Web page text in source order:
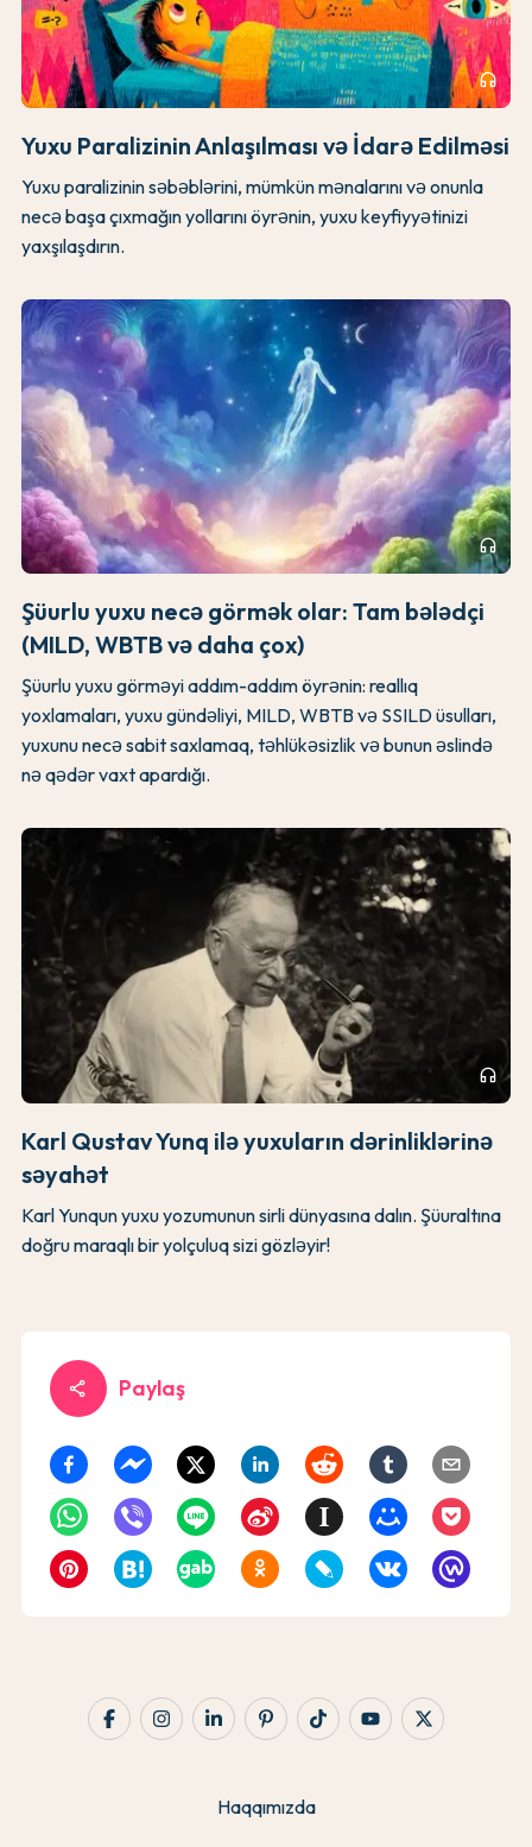
headphones
Yuxu Paralizinin Anlaşılması və İdarə Edilməsi
Yuxu paralizinin səbəblərini, mümkün mənalarını və onunla
necə başa çıxmağın yollarını öyrənin, yuxu keyfiyyətinizi
yaxşılaşdırın.
headphones
Şüurlu yuxu necə görmək olar: Tam bələdçi
(MILD, WBTB və daha çox)
Şüurlu yuxu görməyi addım-addım öyrənin: reallıq
yoxlamaları, yuxu gündəliyi, MILD, WBTB və SSILD üsulları,
yuxunu necə sabit saxlamaq, təhlükəsizlik və bunun əslində
nə qədər vaxt apardığı.
headphones
Karl Qustav Yunq ilə yuxuların dərinliklərinə
səyahət
Karl Yunqun yuxu yozumunun sirli dünyasına dalın. Şüuraltına
doğru maraqlı bir yolçuluq sizi gözləyir!
share Paylaş
Haqqımızda